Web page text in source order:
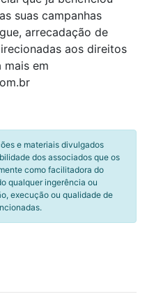
suas campanhas
arrecadação de
aos direitos
mais em
e materiais divulgados
dos associados que os
como facilitadora do
qualquer ingerência ou
execução ou qualidade de